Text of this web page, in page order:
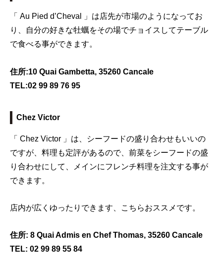
「 Au Pied d’Cheval 」は店先が市場のようになってお
り、自分の好きな牡蠣をその場でチョイスしてテーブル
で食べる事ができます。
住所:10 Quai Gambetta, 35260 Cancale
TEL:02 99 89 76 95
Chez Victor
「 Chez Victor 」は、シーフードの盛り合わせもいいの
ですが、料理も定評があるので、前菜をシーフードの盛
り合わせにして、メインにフレンチ料理を注文する事が
できます。
店内が広くゆったりできます、こちらおススメです。
住所: 8 Quai Admis en Chef Thomas, 35260 Cancale
TEL: 02 99 89 55 84